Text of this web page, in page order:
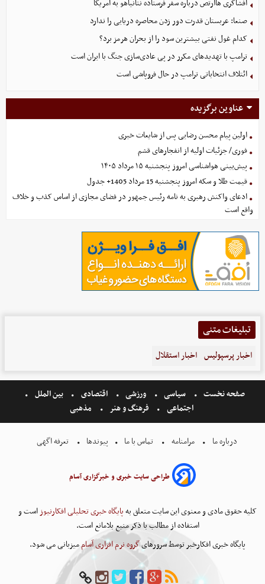
افشاگری هاآرتص درباره سفر فرستاده نتانیاهو به آمریکا
صنعا: عربستان قدرت دور زدن محاصره دریایی را ندارد
کدام غول نفتی بیشترین سود را از بحران هرمز برد؟
ترامپ با تهدیدهای مکرر در پی عادی‌سازی جنگ با ایران است
ائتلاف انتخاباتی ترامپ در حال فروپاشی است
عناوین برگزیده
اولین پیام محسن رضایی پس از شایعات خبری
فوری/ جزئیات اولیه از انفجارهای قشم
پیش‌بینی هواشناسی امروز پنجشنبه ۱۵ مرداد ۱۴۰۵
قیمت طلا و سکه امروز پنجشنبه 15 مرداد 1405+ جدول
ادعای واکنش رهبری به نامه رئیس جمهور در فضای مجازی از اساس کذب و خلاف
واقع است
تبلیغات متنی
اخبار پرسپولیس اخبار استقلال
صفحه نخست سیاسی ورزشی اقتصادی
بین الملل
اجتماعی
فرهنگ و هنر مذهبی
درباره ما مرامنامه تماس با ما پیوندها تعرفه اگهی
طراحی سایت خبری و خبرگزاری آسام
کلیه حقوق مادی و معنوی این سایت متعلق بهپایگاه خبری تحلیلی افکارنیوزاست و
استفاده از مطالب با ذکر منبع بلامانع است.
پایگاه خبری افکارخبر توسط سرورهایگروه نرم افزاری آساممیزبانی می شود.